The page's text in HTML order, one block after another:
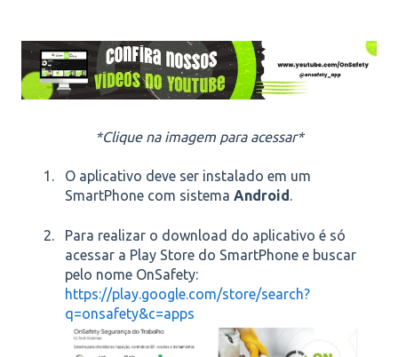
*Clique na imagem para acessar*
O aplicativo deve ser instalado em um
SmartPhone com sistema Android .
Para realizar o download do aplicativo é só
acessar a Play Store do SmartPhone e buscar
pelo nome OnSafety:
https://play.google.com/store/search?
q=onsafety&c=apps